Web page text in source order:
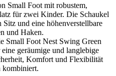
Small Foot mit robustem,
für zwei Kinder. Die Schaukel
Sitz und eine höhenverstellbare
und Haken.
Small Foot Nest Swing Green
geräumige und langlebige
Komfort und Flexibilität
kombiniert.